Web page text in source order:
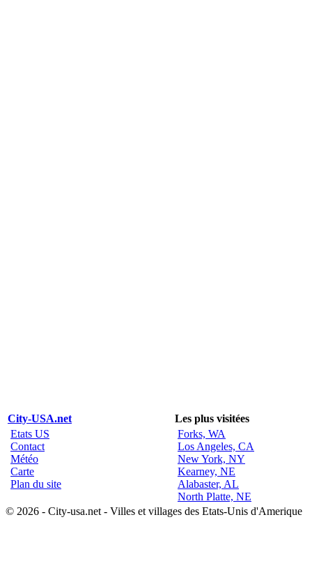
City-USA.net
Les plus visitées
Etats US
Contact
Météo
Carte
Plan du site
Forks, WA
Los Angeles, CA
New York, NY
Kearney, NE
Alabaster, AL
North Platte, NE
© 2026 - City-usa.net - Villes et villages des Etats-Unis d'Amerique